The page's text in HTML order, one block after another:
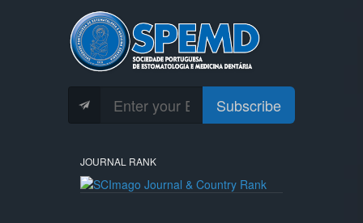
Subscribe
JOURNAL RANK